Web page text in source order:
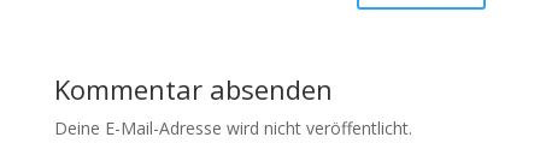
Kommentar absenden
Deine E-Mail-Adresse wird nicht veröffentlicht.